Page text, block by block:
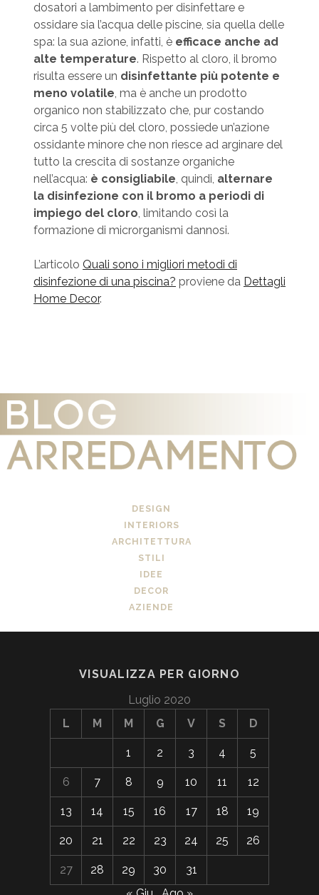
dosatori a lambimento per disinfettare e
ossidare sia l’acqua delle piscine, sia quella del­le
spa: la sua azione, infatti, è efficace anche ad
alte tempe­rature. Rispetto al cloro, il bromo
risulta essere un disinfet­tante più potente e
meno volatile, ma è anche un prodotto
organico non stabilizzato che, pur costando
circa 5 volte più del cloro, possiede un’azione
ossidante minore che non ri­esce ad arginare del
tutto la crescita di sostanze organiche
nell’acqua: è consigliabile, quindi, alternare
la disinfezione con il bromo a periodi di
impiego del cloro, limitando così la
formazione di microrganismi dannosi.
L’articolo Quali sono i migliori metodi di
disinfezione di una piscina? proviene da Dettagli
Home Decor.
DESIGN
INTERIORS
ARCHITETTURA
STILI
IDEE
DECOR
AZIENDE
VISUALIZZA PER GIORNO
Luglio 2020
L
M M G V S D
1 2 3 4 5
6 7 8 9 10 11 12
13 14 15 16 17 18 19
20 21 22 23 24 25 26
27 28 29 30
31